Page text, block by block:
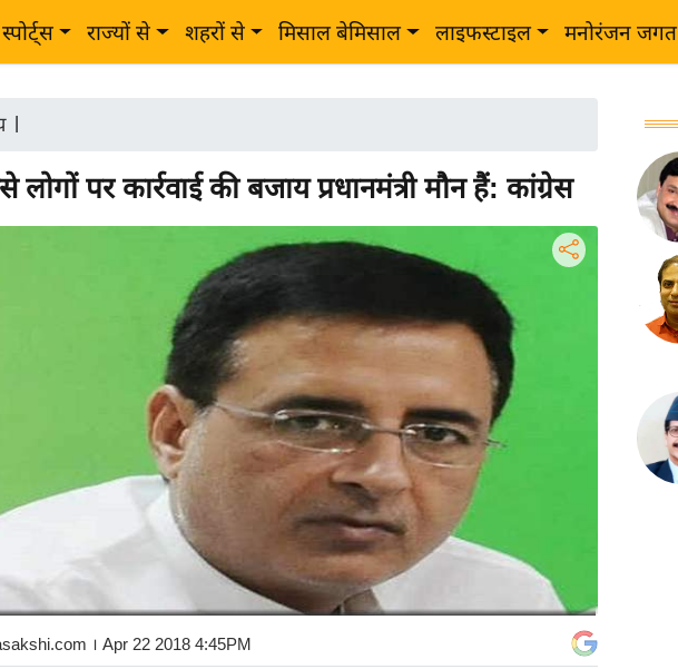
स्पोर्ट्स राज्यों से शहरों से मिसाल बेमिसाल लाइफस्टाइल मनोरंजन जगत
|
लोगों पर कार्रवाई की बजाय प्रधानमंत्री मौन हैं: कांग्रेस
। Apr 22 2018 4:45PM